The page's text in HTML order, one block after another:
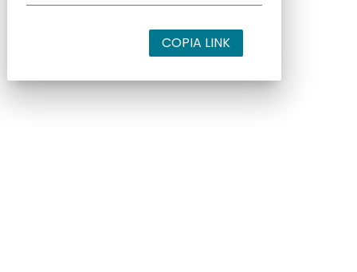
COPIA LINK